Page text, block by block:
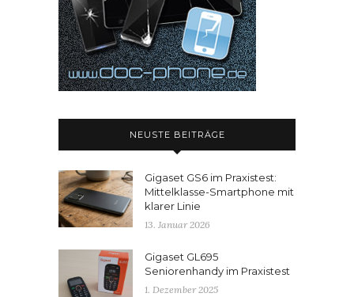
NEUSTE BEITRÄGE
Gigaset GS6 im Praxistest:
Mittelklasse-Smartphone mit
klarer Linie
13. Januar 2026
Gigaset GL695
Seniorenhandy im Praxistest
1. Dezember 2025